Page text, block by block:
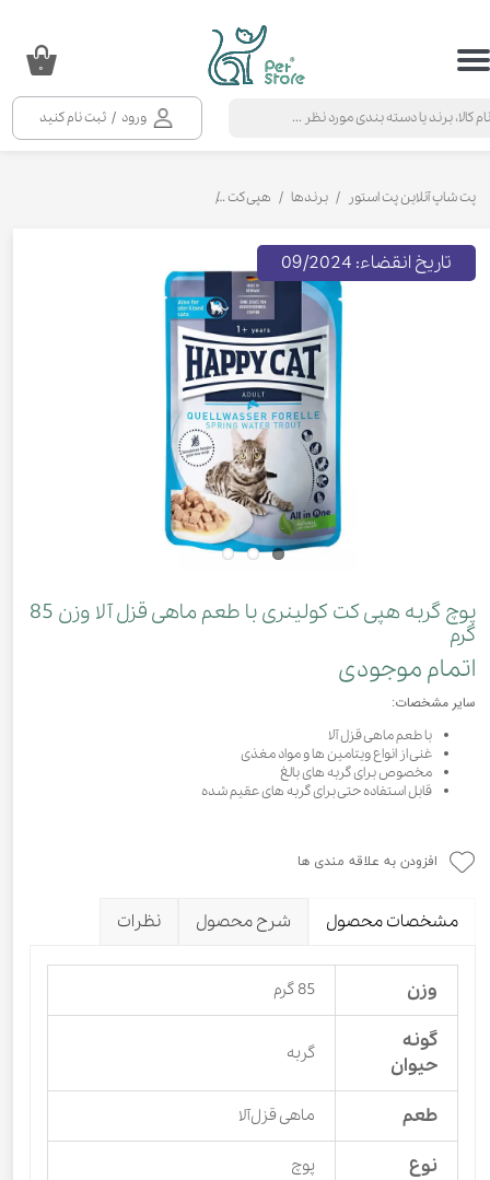
ورود / ثبت نام کنید
حساب کاربری من
خروج از حساب کاربری
۰
پت شاپ آنلاین پت استور برندها هپی کت
پوچ گربه هپی کت کولینری با طعم ماهی قزل آلا وزن 85
گرم
اتمام موجودی
سایر مشخصات:
با طعم ماهی قزل آلا
غنی از انواع ویتامین ها و مواد مغذی
مخصوص برای گربه های بالغ
قابل استفاده حتی برای گربه های عقیم شده
تاریخ انقضاء: 09/2024
افزودن به علاقه مندی ها
مشخصات محصول شرح محصول نظرات
وزن 85 گرم
گونه
حیوان
گربه
طعم ماهی قزل‌آلا
نوع پوچ